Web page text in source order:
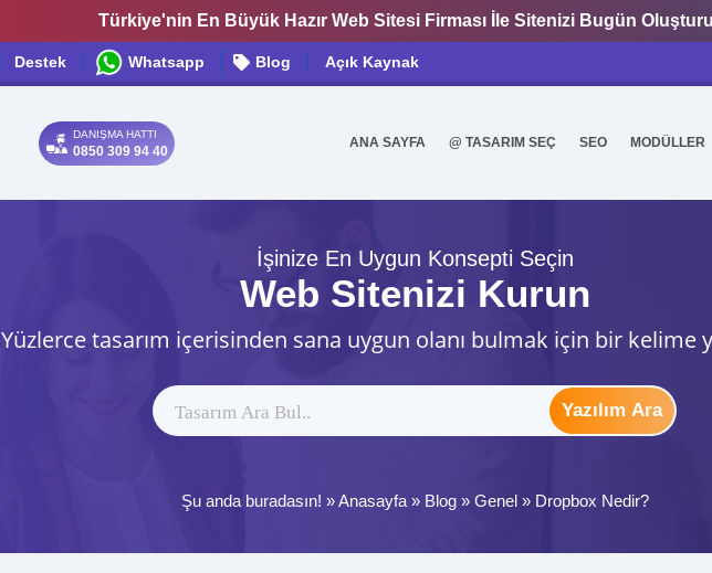
Türkiye'nin En Büyük Hazır Web Sitesi Firması İle Sitenizi Bugün
Destek Whatsapp Blog Açık Kaynak
DANIŞMA HATTI
0850 309 94 40
ANA SAYFA @ TASARIM SEÇ SEO MODÜLLER
İşinize En Uygun Konsepti Seçin
Web Sitenizi Kurun
Yüzlerce tasarım içerisinden sana uygun olanı bulmak için bir kelime
Yazılım Ara
Şu anda buradasın! »Anasayfa» Blog» Genel» Dropbox Nedir?